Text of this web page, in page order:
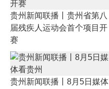
贵州新闻联播丨贵州省第八
届残疾人运动会首个项目开
赛
贵州新闻联播丨8月5日媒体